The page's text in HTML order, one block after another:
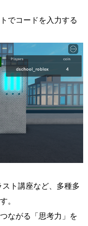
でコードを入力する
ト講座など、多種多
。
ながる「思考力」を